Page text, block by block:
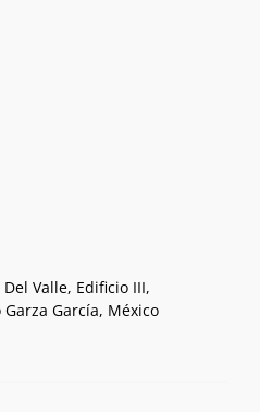
Valle, Edificio III,
Garza García, México